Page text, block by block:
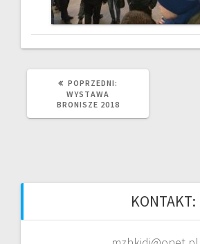
POPRZEDNI:
WYSTAWA
BRONISZE 2018
KONTAKT: